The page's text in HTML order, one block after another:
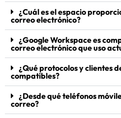
¿Cuál es el espacio
correo electrónico?
¿Google Workspace es
correo electrónico que uso
¿Qué protocolos y clientes
compatibles?
¿Desde qué teléfonos
correo?